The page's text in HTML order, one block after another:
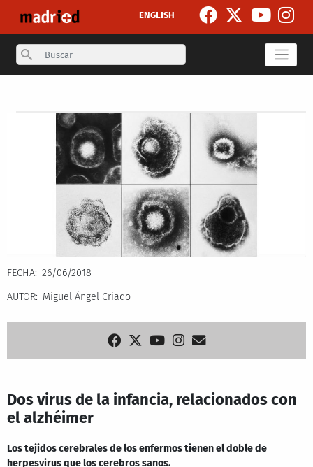
ENGLISH
Search
FECHA
26/06/2018
AUTOR
Miguel Ángel Criado
Dos virus de la infancia, relacionados con
el alzhéimer
Los tejidos cerebrales de los enfermos tienen el doble de
herpesvirus que los cerebros sanos.